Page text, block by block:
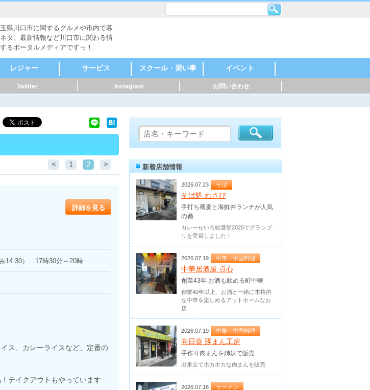
県川口市に関するグルメや市内で暮
タ、最新情報など川口市に関わる情
るポータルメディアですっ！
ディース
クセサリー
レジャー
ラオケ
ーリング・ダーツ
ームセンター
画館・劇場
康ランド・温泉
い・手相
ッティング
イブハウス・音楽
験・ツアー
の他レジャー
サービス
リラクゼーション
カイロプラクティッ
ク
レンタルショップ
レンタルスペース・
シェアオフィス
便利屋・家事代行・
掃除
建築・土木・造園 機械・金属・鉄鋼
印刷・製紙
化学・石油化学
自動車・自動車部
品・バイク
製薬・化粧品
食品・飲料
建築・住宅
質屋・リサイクルシ
ョップ
パフォーマー・ダン
ス
クリーニング・コイ
ンランドリー
アニマル・ペット
花・フラワーアート
スクール・習い事
英語・英会話
スポーツ
料理
音楽
美容・ネイル
着付け・作法
花・ガーデニング
絵・芸術
塾
幼稚園・保育園
マッサージ
ダンス・日本舞踊
ヨガ・ピラティス
ハンドクラフト
イベント
神社・仏閣
お祭り・花火
親子参加型
○○教室
スポーツイベント
音楽・楽器
マルシェ
Twiitter Instagram お問い合わせ
< 1 2 >
詳細を見る
14:30） 17時30分～20時
ス、カレーライスなど、定番の
テイクアウトもやっています
新着店舗情報
2026.07.23 そば
そば処 わさび
手打ち蕎麦と海鮮丼ランチが人気
の蕎...
カレーせいろ総選挙2025でグランプ
リを受賞しました！
2026.07.19 中華・中国料理
中華居酒屋 点心
創業43年 お酒も飲める町中華
創業40年以上、お酒と一緒に本格的
な中華を楽しめるアットホームなお
店
2026.07.19 中華・中国料理
向日葵 豚まん工房
手作り肉まんを姉妹で販売
出来立てホカホカな肉まんを販売
2026.07.18 ラーメン